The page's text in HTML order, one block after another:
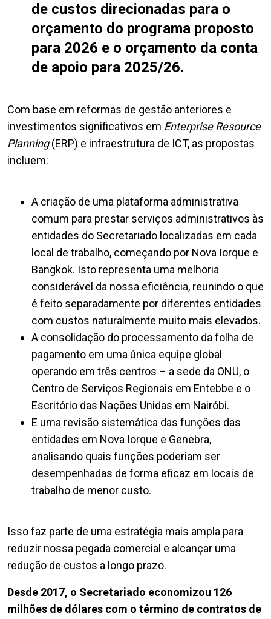
de custos direcionadas para o
orçamento do programa proposto
para 2026 e o orçamento da conta
de apoio para 2025/26.
Com base em reformas de gestão anteriores e
investimentos significativos em Enterprise Resource
Planning(ERP) e infraestrutura de ICT, as propostas
incluem:
A criação de uma plataforma administrativa
comum para prestar serviços administrativos às
entidades do Secretariado localizadas em cada
local de trabalho, começando por Nova Iorque e
Bangkok. Isto representa uma melhoria
considerável da nossa eficiência, reunindo o que
é feito separadamente por diferentes entidades
com custos naturalmente muito mais elevados.
A consolidação do processamento da folha de
pagamento em uma única equipe global
operando em três centros – a sede da ONU, o
Centro de Serviços Regionais em Entebbe e o
Escritório das Nações Unidas em Nairóbi.
E uma revisão sistemática das funções das
entidades em Nova Iorque e Genebra,
analisando quais funções poderiam ser
desempenhadas de forma eficaz em locais de
trabalho de menor custo.
Isso faz parte de uma estratégia mais ampla para
reduzir nossa pegada comercial e alcançar uma
redução de custos a longo prazo.
Desde 2017, o Secretariado economizou 126
milhões de dólares com o término de contratos de